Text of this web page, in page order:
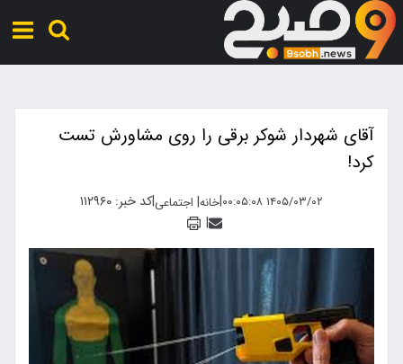
آقای شهردار شوکر برقی را روی مشاورش تست
کرد!
۱۴۰۵/۰۳/۰۲ ۰۰:۰۵:۰۸ |خانه| اجتماعی|کد خبر: ۱۱۲۹۶۰
|